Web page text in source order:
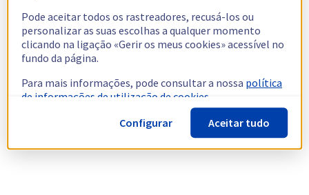
Pode aceitar todos os rastreadores, recusá-los ou
personalizar as suas escolhas a qualquer momento
clicando na ligação «Gerir os meus cookies» acessível no
fundo da página.
Para mais informações, pode consultar a nossa política
de informações de utilização de cookies.
Configurar
Aceitar tudo